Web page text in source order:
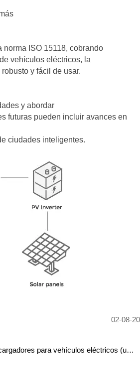
ISO 15118, cobrando
vehículos eléctricos, la
y fácil de usar.
y abordar
futuras pueden incluir avances en
ciudades inteligentes.
02-08-
para vehículos eléctricos (uso público y uso personal)